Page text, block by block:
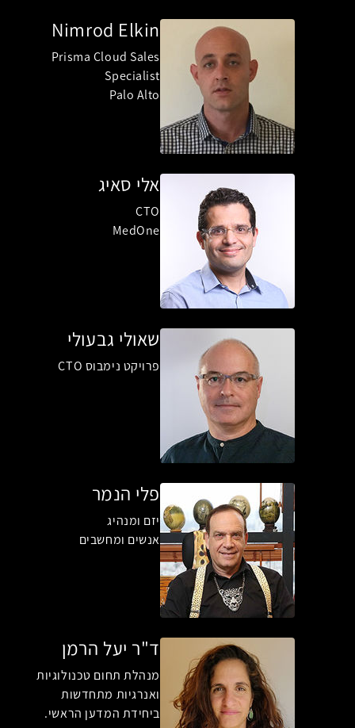
Nimrod Elkin
Prisma Cloud Sales
Specialist
Palo Alto
אלי סאיג
CTO
MedOne
שאולי גבעולי
פרויקט נימבוס CTO
פלי הנמר
יזם ומנהיג
אנשים ומחשבים
ד"ר יעל הרמן
מנהלת תחום טכנולוגיות
ואנרגיות מתחדשות
ביחידת המדען הראשי.